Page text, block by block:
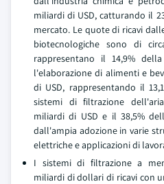
miliardi di USD, catturando il
mercato. Le quote di ricavi
biotecnologiche sono di
rappresentano il 14,9%
l'elaborazione di alimenti e
di USD, rappresentando il
sistemi di filtrazione
miliardi di USD e il 38,5%
dall'ampia adozione in varie
elettriche e applicazioni di
I sistemi di filtrazione a
miliardi di dollari di ricavi con